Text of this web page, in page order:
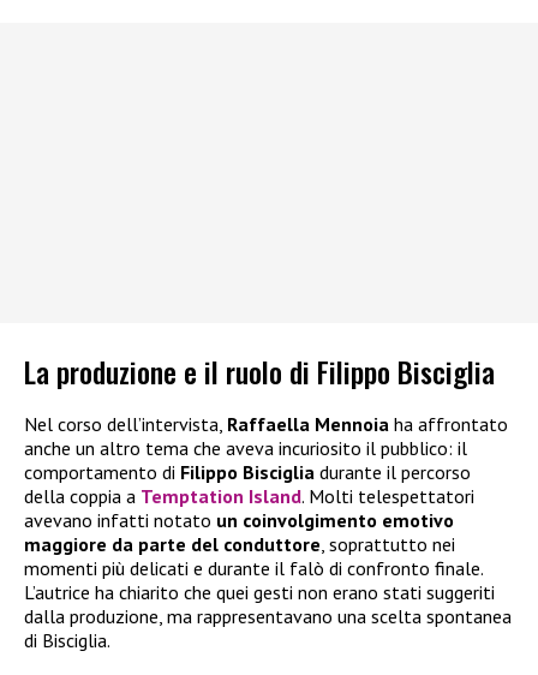
La produzione e il ruolo di Filippo Bisciglia
Nel corso dell’intervista, Raffaella Mennoia ha affrontato
anche un altro tema che aveva incuriosito il pubblico: il
comportamento di Filippo Bisciglia durante il percorso
della coppia a Temptation Island. Molti telespettatori
avevano infatti notato un coinvolgimento emotivo
maggiore da parte del conduttore, soprattutto nei
momenti più delicati e durante il falò di confronto finale.
L’autrice ha chiarito che quei gesti non erano stati suggeriti
dalla produzione, ma rappresentavano una scelta spontanea
di Bisciglia.